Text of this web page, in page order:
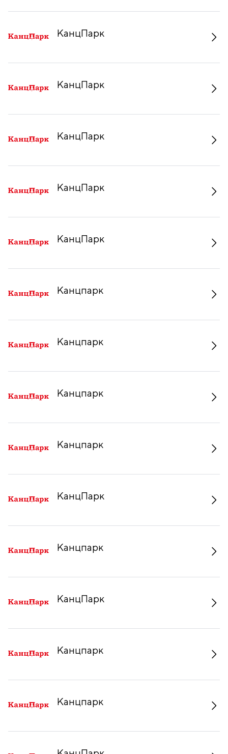
КанцПарк
КанцПарк
КанцПарк
КанцПарк
КанцПарк
Канцпарк
Канцпарк
Канцпарк
Канцпарк
КанцПарк
Канцпарк
КанцПарк
Канцпарк
Канцпарк